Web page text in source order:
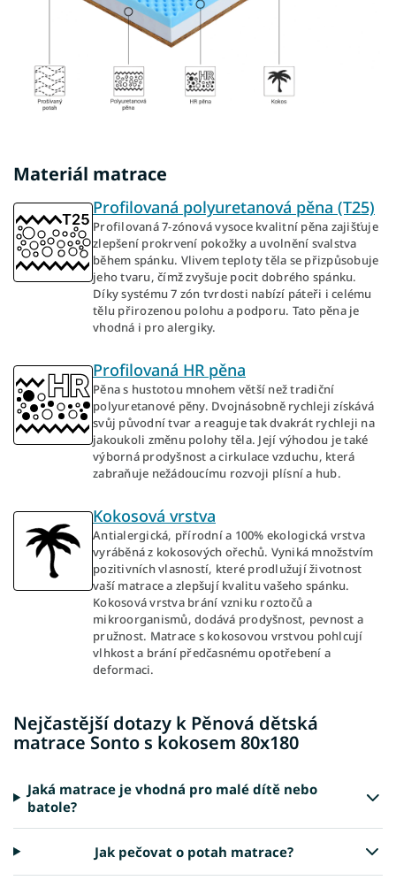
Materiál matrace
Profilovaná polyuretanová pěna (T25)
Profilovaná 7-zónová vysoce kvalitní pěna zajišťuje
zlepšení prokrvení pokožky a uvolnění svalstva
během spánku. Vlivem teploty těla se přizpůsobuje
jeho tvaru, čímž zvyšuje pocit dobrého spánku.
Díky systému 7 zón tvrdosti nabízí páteři i celému
tělu přirozenou polohu a podporu. Tato pěna je
vhodná i pro alergiky.
Profilovaná HR pěna
Pěna s hustotou mnohem větší než tradiční
polyuretanové pěny. Dvojnásobně rychleji získává
svůj původní tvar a reaguje tak dvakrát rychleji na
jakoukoli změnu polohy těla. Její výhodou je také
výborná prodyšnost a cirkulace vzduchu, která
zabraňuje nežádoucímu rozvoji plísní a hub.
Kokosová vrstva
Antialergická, přírodní a 100% ekologická vrstva
vyráběná z kokosových ořechů. Vyniká množstvím
pozitivních vlasností, které prodlužují životnost
vaší matrace a zlepšují kvalitu vašeho spánku.
Kokosová vrstva brání vzniku roztočů a
mikroorganismů, dodává prodyšnost, pevnost a
pružnost. Matrace s kokosovou vrstvou pohlcují
vlhkost a brání předčasnému opotřebení a
deformaci.
Nejčastější dotazy k Pěnová dětská
matrace Sonto s kokosem 80x180
Jaká matrace je vhodná pro malé dítě nebo
batole?
Jak pečovat o potah matrace?